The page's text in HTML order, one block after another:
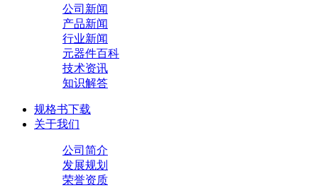
公司新闻
产品新闻
行业新闻
元器件百科
技术资讯
知识解答
规格书下载
关于我们
公司简介
发展规划
荣誉资质